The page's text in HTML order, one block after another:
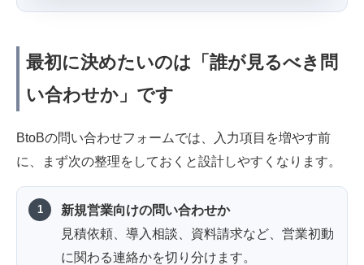
最初に決めたいのは「誰が見るべき問
い合わせか」です
BtoBの問い合わせフォームでは、入力項目を増やす前
に、まず次の整理をしておくと設計しやすくなります。
新規営業向けの問い合わせか
見積依頼、導入相談、資料請求など、営業初動
に関わる連絡かを切り分けます。